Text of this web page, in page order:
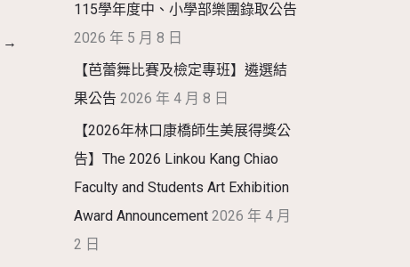
→
115學年度中、小學部樂團錄取公告
2026 年 5 月 8 日
【芭蕾舞比賽及檢定專班】遴選結
果公告 2026 年 4 月 8 日
【2026年林口康橋師生美展得獎公
告】The 2026 Linkou Kang Chiao
Faculty and Students Art Exhibition
Award Announcement 2026 年 4 月
2 日